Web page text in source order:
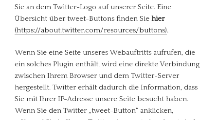
Sie an dem Twitter-Logo auf unserer Seite. Eine
Übersicht über tweet-Buttons finden Sie hier
(https://about.twitter.com/resources/buttons).
Wenn Sie eine Seite unseres Webauftritts aufrufen, die
ein solches Plugin enthält, wird eine direkte Verbindung
zwischen Ihrem Browser und dem Twitter-Server
hergestellt. Twitter erhält dadurch die Information, dass
Sie mit Ihrer IP-Adresse unsere Seite besucht haben.
Wenn Sie den Twitter „tweet-Button“ anklicken,